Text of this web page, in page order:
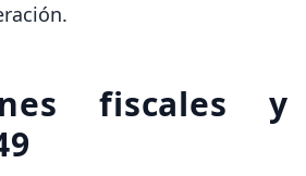
fiscales y